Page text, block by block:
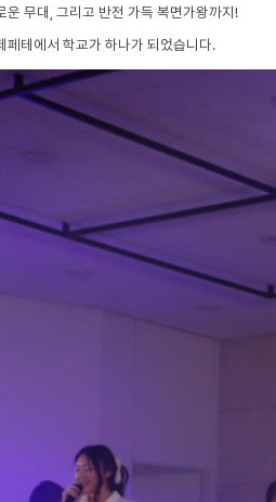
운 무대, 그리고 반전 가득 복면가왕까지!
페테에서 학교가 하나가 되었습니다.